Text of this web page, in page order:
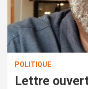
POLITIQUE
Lettre